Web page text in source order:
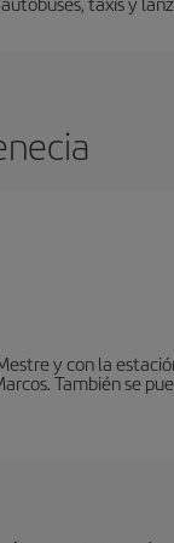
y con la
También se